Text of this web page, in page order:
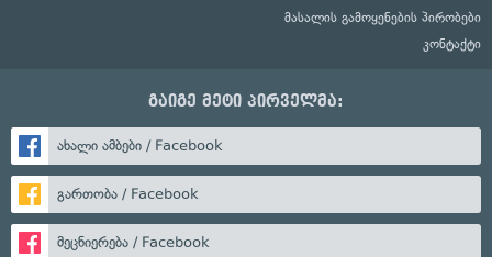
მასალის გამოყენების პირობები
კონტაქტი
გაიგე მეტი პირველმა:
ახალი ამბები / Facebook
გართობა / Facebook
მეცნიერება / Facebook